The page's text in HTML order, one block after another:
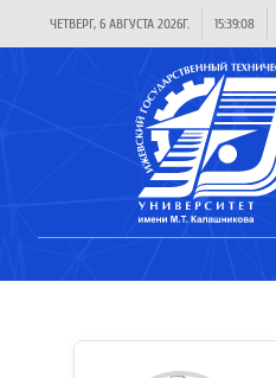
ЧЕТВЕРГ, 6 АВГУСТА 2026Г. 15:39:08